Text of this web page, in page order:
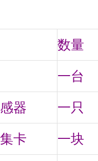
数量
一台
器 一只
卡 一块